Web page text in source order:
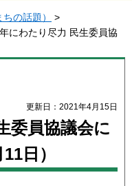
の話題）
>
にわたり尽力 民生委員協
更新日：2021年4月15日
委員協議会に
日）